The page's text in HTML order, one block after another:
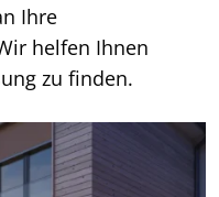
Ihre
helfen Ihnen
zu finden.